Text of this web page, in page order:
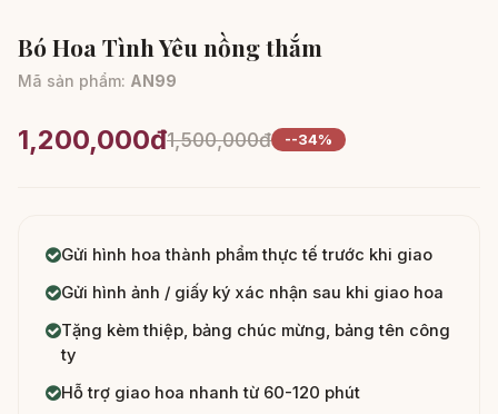
Bó Hoa Tình Yêu nồng thắm
Mã sản phẩm: AN99
1,200,000đ1,500,000đ --34%
Gửi hình hoa thành phẩm thực tế trước khi giao
Gửi hình ảnh / giấy ký xác nhận sau khi giao hoa
Tặng kèm thiệp, bảng chúc mừng, bảng tên công
ty
Hỗ trợ giao hoa nhanh từ 60-120 phút